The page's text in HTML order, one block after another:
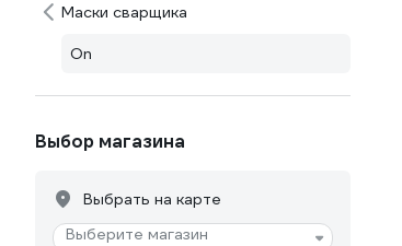
Маски сварщика
On
Выбор магазина
Выбрать на карте
Выберите магазин